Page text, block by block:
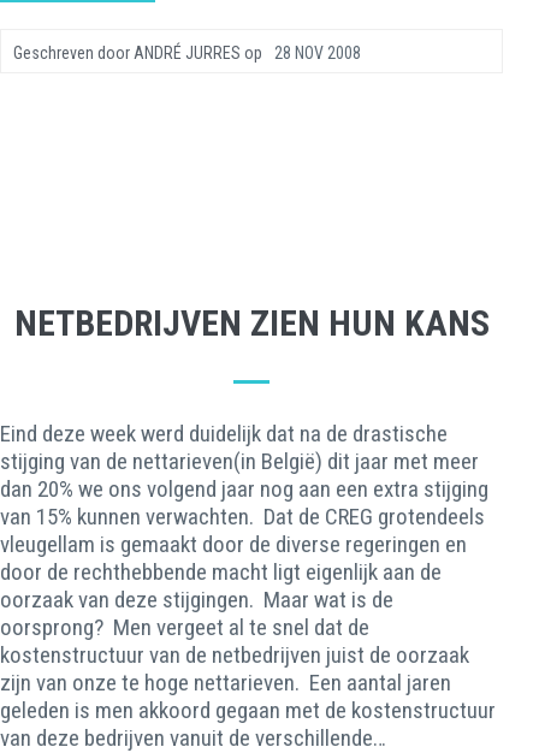
Geschreven door ANDRÉ JURRES op 28 NOV 2008
NETBEDRIJVEN ZIEN HUN KANS
Eind deze week werd duidelijk dat na de drastische
stijging van de nettarieven(in België) dit jaar met meer
dan 20% we ons volgend jaar nog aan een extra stijging
van 15% kunnen verwachten. Dat de CREG grotendeels
vleugellam is gemaakt door de diverse regeringen en
door de rechthebbende macht ligt eigenlijk aan de
oorzaak van deze stijgingen. Maar wat is de
oorsprong? Men vergeet al te snel dat de
kostenstructuur van de netbedrijven juist de oorzaak
zijn van onze te hoge nettarieven. Een aantal jaren
geleden is men akkoord gegaan met de kostenstructuur
van deze bedrijven vanuit de verschillende…